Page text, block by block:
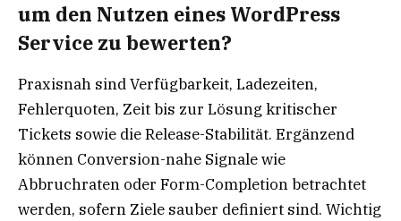
um den Nutzen eines WordPress
Service zu bewerten?
Praxisnah sind Verfügbarkeit, Ladezeiten,
Fehlerquoten, Zeit bis zur Lösung kritischer
Tickets sowie die Release-Stabilität. Ergänzend
können Conversion-nahe Signale wie
Abbruchraten oder Form-Completion betrachtet
werden, sofern Ziele sauber definiert sind. Wichtig